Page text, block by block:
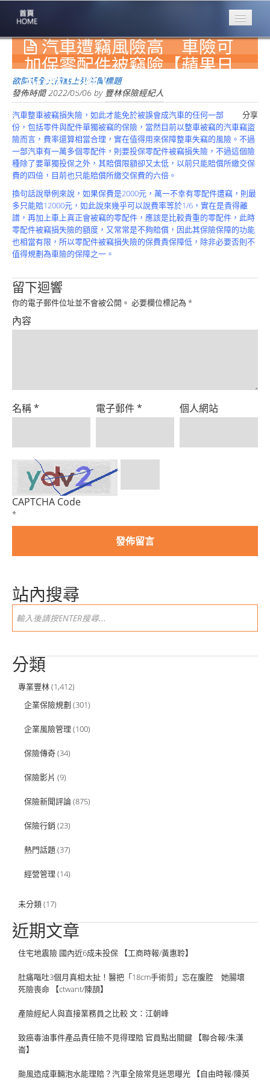
專業豐林
Professional
保險大家談
1386集
台灣商業保險
第一品牌
關於豐林
About
服務項目
Service
火災保額
估算系統
商品簡介
汽車遭竊風險高 車險可
加保零配件被竊險【蘋果日
報/林巧雁】
欲閱讀全文請點上列新聞標題
發佈時間2022/05/06 by 豐林保險經紀人
分享
汽車整車被竊損失險，如此才能免於被誤會成汽車的任何一部
份，包括零件與配件單獨被竊的保險，當然目前以整車被竊的汽車竊盜
險而言，費率還算相當合理，實在值得用來保障整車失竊的風險。不過
一部汽車有一萬多個零配件，則要投保零配件被竊損失險，不過這個險
種除了要單獨投保之外，其賠償限額卻又太低，以前只能賠償所繳交保
費的四倍，目前也只能賠償所繳交保費的六倍。
換句話說舉例來說，如果保費是2000元，萬一不幸有零配件遭竊，則最
多只能賠12000元，如此說來幾乎可以說費率等於1/6，實在是貴得離
譜，再加上車上真正會被竊的零配件，應該是比較貴重的零配件，此時
零配件被竊損失險的額度，又常常是不夠賠償，因此其保險保障的功能
也相當有限，所以零配件被竊損失險的保費貴保障低，除非必要否則不
值得規劃為車險的保障之一。
留下迴響
你的電子郵件位址並不會被公開。 必要欄位標記為 *
內容
名稱* 電子郵件* 個人網站
CAPTCHA Code
*
站內搜尋
分類
專業豐林(1,412)
企業保險規劃 (301)
企業風險管理 (100)
保險傳奇(34)
保險影片 (9)
保險新聞評論(875)
保險行銷 (23)
熱門話題(37)
經營管理 (14)
未分類(17)
近期文章
住宅地震險 國內近6成未投保 【工商時報/黃惠聆】
肚痛嘔吐3個月真相太扯！醫把「18cm手術剪」忘在腹腔 她腸壞
死險喪命 【ctwant/陳頡】
產險經紀人與直接業務員之比較 文：江朝峰
致癌毒油事件產品責任險不見得理賠 官員點出關鍵 【聯合報/朱漢
崙】
颱風造成車輛泡水能理賠？汽車全險常見迷思曝光 【自由時報/陳英